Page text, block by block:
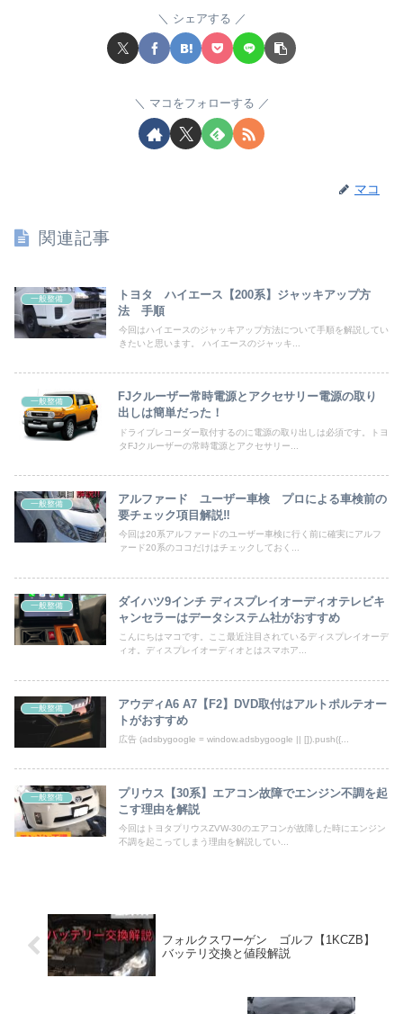
シェアする
マコをフォローする
マコ
関連記事
一般整備
トヨタ ハイエース【200系】ジャッキアップ方
法 手順
今回はハイエースのジャッキアップ方法について手順を解説してい
きたいと思います。 ハイエースのジャッキ...
一般整備
FJクルーザー常時電源とアクセサリー電源の取り
出しは簡単だった！
ドライブレコーダー取付するのに電源の取り出しは必須です。トヨ
タFJクルーザーの常時電源とアクセサリー...
一般整備
アルファード ユーザー車検 プロによる車検前の
要チェック項目解説‼
今回は20系アルファードのユーザー車検に行く前に確実にアルフ
ァード20系のココだけはチェックしておく...
一般整備
ダイハツ9インチ ディスプレイオーディオテレビキ
ャンセラーはデータシステム社がおすすめ
こんにちはマコです。ここ最近注目されているディスプレイオーデ
ィオ。ディスプレイオーディオとはスマホア...
一般整備
アウディA6 A7【F2】DVD取付はアルトポルテオー
トがおすすめ
広告 (adsbygoogle = window.adsbygoogle || []).push({...
一般整備
プリウス【30系】エアコン故障でエンジン不調を起
こす理由を解説
今回はトヨタプリウスZVW-30のエアコンが故障した時にエンジン
不調を起こってしまう理由を解説してい...
フォルクスワーゲン ゴルフ【1KCZB】
バッテリ交換と値段解説